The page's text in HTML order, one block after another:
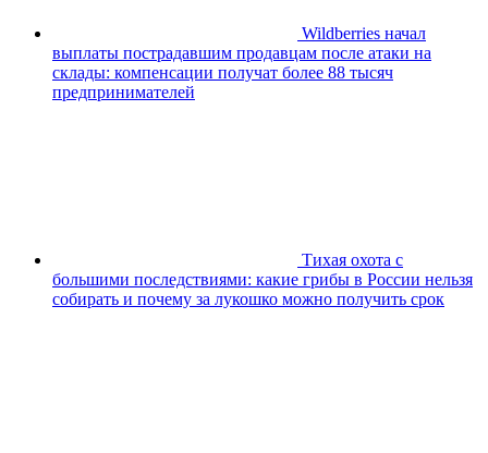
Wildberries начал
выплаты пострадавшим продавцам после атаки на
склады: компенсации получат более 88 тысяч
предпринимателей
Тихая охота с
большими последствиями: какие грибы в России нельзя
собирать и почему за лукошко можно получить срок